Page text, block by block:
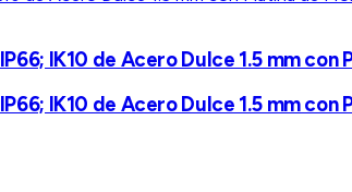
IK10 de Acero Dulce 1.5 mm
IK10 de Acero Dulce 1.5 mm